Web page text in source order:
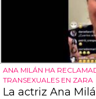
ANA MILÁN HA
TRANSEXUALES EN ZARA
La actriz Ana